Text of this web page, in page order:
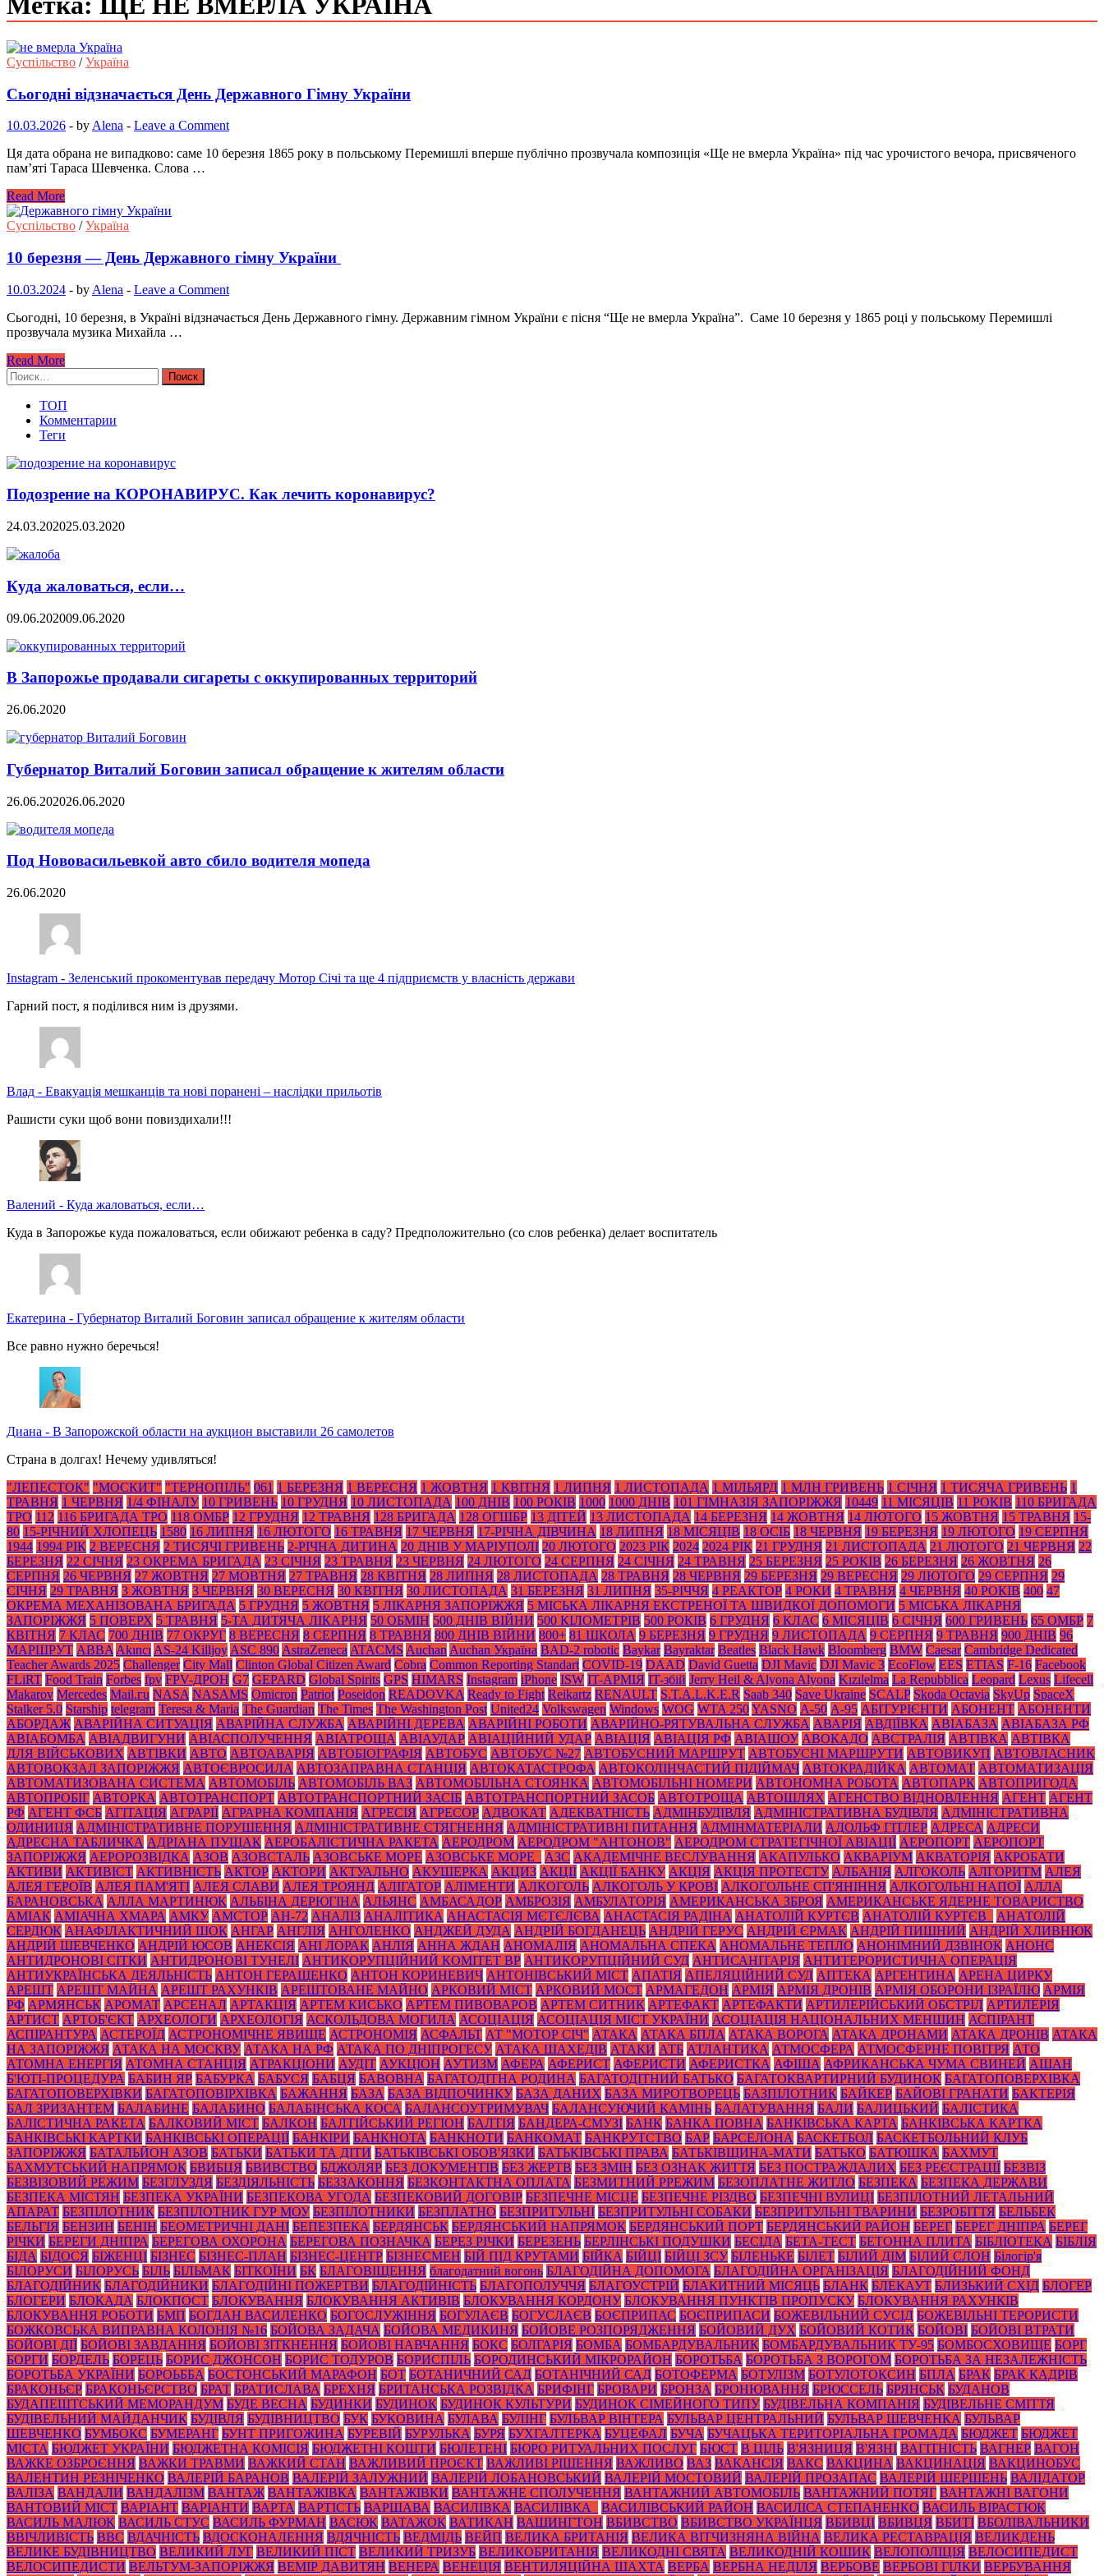
Суспільство /Україна
Сьогодні відзначається День Державного Гімну України
10.03.2026 - by Alena - Leave a Comment
Ця дата обрана не випадково: саме 10 березня 1865 року в польському Перемишлі вперше публічно прозвучала композиція «Ще не вмерла Україна» під час урочистого вечора, присвяченого
пам’яті Тараса Шевченка. Слова …
Read More
Суспільство /Україна
10 березня — День Державного гімну України
10.03.2024 - by Alena - Leave a Comment
Сьогодні, 10 березня, в Україні відзначається День Державного гімну. Державним гімном України є пісня “Ще не вмерла Україна”. Саме 10 березня у 1865 році у польському Перемишлі
прозвучала музика Михайла …
Read More
Найти:
ТОП
Комментарии
Теги
Подозрение на КОРОНАВИРУС. Как лечить коронавирус?
24.03.202025.03.2020
Куда жаловаться, если…
09.06.202009.06.2020
В Запорожье продавали сигареты с оккупированных территорий
26.06.2020
Губернатор Виталий Боговин записал обращение к жителям области
26.06.202026.06.2020
Под Нововасильевкой авто сбило водителя мопеда
26.06.2020
Instagram - Зеленський прокоментував передачу Мотор Січі та ще 4 підприємств у власність держави
Гарний пост, я поділився ним із друзями.
Влад - Евакуація мешканців та нові поранені – наслідки прильотів
Рашисти суки щоб вони повиздихали!!!
Валений - Куда жаловаться, если…
Куда в Запорожье куда пожаловаться, если обижают ребенка в саду? Предположительно (со слов ребенка) делает воспитатель
Екатерина - Губернатор Виталий Боговин записал обращение к жителям области
Все равно нужно беречься!
Диана - В Запорожской области на аукцион выставили 26 самолетов
Страна в долгах! Нечему удивляться!
"ЛЕПЕСТОК" "МОСКИТ" "ТЕРНОПІЛЬ" 061 1 БЕРЕЗНЯ 1 ВЕРЕСНЯ 1 ЖОВТНЯ 1 КВІТНЯ 1 ЛИПНЯ 1 ЛИСТОПАДА 1 МІЛЬЯРД 1 МЛН ГРИВЕНЬ 1 СІЧНЯ 1 ТИСЯЧА ГРИВЕНЬ 1
ТРАВНЯ 1 ЧЕРВНЯ 1/4 ФІНАЛУ 10 ГРИВЕНЬ 10 ГРУДНЯ 10 ЛИСТОПАДА 100 ДНІВ 100 РОКІВ 1000 1000 ДНІВ 101 ГІМНАЗІЯ ЗАПОРІЖЖЯ 10449 11 МІСЯЦІВ 11 РОКІВ 110 БРИГАДА
ТРО 112 116 БРИГАДА ТРО 118 ОМБР 12 ГРУДНЯ 12 ТРАВНЯ 128 БРИГАДА 128 ОГШБР 13 ДІТЕЙ 13 ЛИСТОПАДА 14 БЕРЕЗНЯ 14 ЖОВТНЯ 14 ЛЮТОГО 15 ЖОВТНЯ 15 ТРАВНЯ 15-
80 15-РІЧНИЙ ХЛОПЕЦЬ 1580 16 ЛИПНЯ 16 ЛЮТОГО 16 ТРАВНЯ 17 ЧЕРВНЯ 17-РІЧНА ДІВЧИНА 18 ЛИПНЯ 18 МІСЯЦІВ 18 ОСІБ 18 ЧЕРВНЯ 19 БЕРЕЗНЯ 19 ЛЮТОГО 19 СЕРПНЯ
1944 1994 РІК 2 ВЕРЕСНЯ 2 ТИСЯЧІ ГРИВЕНЬ 2-РІЧНА ДИТИНА 20 ДНІВ У МАРІУПОЛІ 20 ЛЮТОГО 2023 РІК 2024 2024 РІК 21 ГРУДНЯ 21 ЛИСТОПАДА 21 ЛЮТОГО 21 ЧЕРВНЯ 22
БЕРЕЗНЯ 22 СІЧНЯ 23 ОКРЕМА БРИГАДА 23 СІЧНЯ 23 ТРАВНЯ 23 ЧЕРВНЯ 24 ЛЮТОГО 24 СЕРПНЯ 24 СІЧНЯ 24 ТРАВНЯ 25 БЕРЕЗНЯ 25 РОКІВ 26 БЕРЕЗНЯ 26 ЖОВТНЯ 26
СЕРПНЯ 26 ЧЕРВНЯ 27 ЖОВТНЯ 27 МОВТНЯ 27 ТРАВНЯ 28 КВІТНЯ 28 ЛИПНЯ 28 ЛИСТОПАДА 28 ТРАВНЯ 28 ЧЕРВНЯ 29 БЕРЕЗНЯ 29 ВЕРЕСНЯ 29 ЛЮТОГО 29 СЕРПНЯ 29
СІЧНЯ 29 ТРАВНЯ 3 ЖОВТНЯ 3 ЧЕРВНЯ 30 ВЕРЕСНЯ 30 КВІТНЯ 30 ЛИСТОПАДА 31 БЕРЕЗНЯ 31 ЛИПНЯ 35-РІЧЧЯ 4 РЕАКТОР 4 РОКИ 4 ТРАВНЯ 4 ЧЕРВНЯ 40 РОКІВ 400 47
ОКРЕМА МЕХАНІЗОВАНА БРИГАДА 5 ГРУДНЯ 5 ЖОВТНЯ 5 ЛІКАРНЯ ЗАПОРІЖЖЯ 5 МІСЬКА ЛІКАРНЯ ЕКСТРЕНОЇ ТА ШВИДКОЇ ДОПОМОГИ 5 МІСЬКА ЛІКАРНЯ
ЗАПОРІЖЖЯ 5 ПОВЕРХ 5 ТРАВНЯ 5-ТА ДИТЯЧА ЛІКАРНЯ 50 ОБМІН 500 ДНІВ ВІЙНИ 500 КІЛОМЕТРІВ 500 РОКІВ 6 ГРУДНЯ 6 КЛАС 6 МІСЯЦІВ 6 СІЧНЯ 600 ГРИВЕНЬ 65 ОМБР 7
КВІТНЯ 7 КЛАС 700 ДНІВ 77 ОКРУГ 8 ВЕРЕСНЯ 8 СЕРПНЯ 8 ТРАВНЯ 800 ДНІВ ВІЙНИ 800+ 81 ШКОЛА 9 БЕРЕЗНЯ 9 ГРУДНЯ 9 ЛИСТОПАДА 9 СЕРПНЯ 9 ТРАВНЯ 900 ДНІВ 96
МАРШРУТ ABBA Akıncı AS-24 Killjoy ASC 890 AstraZeneca ATACMS Auchan Auchan Україна BAD-2 robotic Baykar Bayraktar Beatles Black Нawk Bloomberg BMW Caesar Cambridge Dedicated
Teacher Awards 2025 Challenger City Mall Clinton Global Citizen Award Cobra Common Reporting Standart COVID-19 DAAD David Guetta DJI Mavic DJI Mavic 3 EcoFlow EES ETIAS F-16 Facebook
FLiRT Food Train Forbes fpv FPV-ДРОН G7 GEPARD Global Spirits GPS HIMARS Instagram iPhone ISW IT-АРМІЯ IT-збій Jerry Heil & Alyona Alyona Kızılelma La Repubblica Leopard Lexus Lifecell
Makarov Mercedes Mаil.гu NASA NASAMS Omicron Patriot Poseidon READOVKA Ready to Fight Reikartz RENAULT S.T.A.L.K.E.R Saab 340 Save Ukraine SCALP Skoda Octavia SkyUp SpaceX
Stalker 5.0 Starship telegram Teresa & Maria The Guardian The Times The Washington Post United24 Volkswagen Windows WOG WTA 250YASNO А-50 А-95 АБІТУРІЄНТИ АБОНЕНТ АБОНЕНТИ
АБОРДАЖ АВАРІЙНА СИТУАЦІЯ АВАРІЙНА СЛУЖБА АВАРІЙНІ ДЕРЕВА АВАРІЙНІ РОБОТИ АВАРІЙНО-РЯТУВАЛЬНА СЛУЖБА АВАРІЯ АВДІЇВКА АВІАБАЗА АВІАБАЗА РФ
АВІАБОМБА АВІАДВИГУНИ АВІАСПОЛУЧЕННЯ АВІАТРОЩА АВІАУДАР АВІАЦІЙНИЙ УДАР АВІАЦІЯ АВІАЦІЯ РФ АВІАШОУ АВОКАДО АВСТРАЛІЯ АВТІВКА АВТІВКА
ДЛЯ ВІЙСЬКОВИХ АВТІВКИ АВТО АВТОАВАРІЯ АВТОБІОГРАФІЯ АВТОБУС АВТОБУС №27 АВТОБУСНИЙ МАРШРУТ АВТОБУСНІ МАРШРУТИ АВТОВИКУП АВТОВЛАСНИК
АВТОВОКЗАЛ ЗАПОРІЖЖЯ АВТОЄВРОСИЛА АВТОЗАПРАВНА СТАНЦІЯ АВТОКАТАСТРОФА АВТОКОЛІНЧАСТИЙ ПІДІЙМАЧ АВТОКРАДІЙКА АВТОМАТ АВТОМАТИЗАЦІЯ
АВТОМАТИЗОВАНА СИСТЕМА АВТОМОБІЛЬ АВТОМОБІЛЬ ВАЗ АВТОМОБІЛЬНА СТОЯНКА АВТОМОБІЛЬНІ НОМЕРИ АВТОНОМНА РОБОТА АВТОПАРК АВТОПРИГОДА
АВТОПРОБІГ АВТОРКА АВТОТРАНСПОРТ АВТОТРАНСПОРТНИЙ ЗАСІБ АВТОТРАНСПОРТНИЙ ЗАСОБ АВТОТРОЩА АВТОШЛЯХ АГЕНСТВО ВІДНОВЛЕННЯ АГЕНТ АГЕНТ
РФ АГЕНТ ФСБ АГІТАЦІЯ АГРАРІЇ АГРАРНА КОМПАНІЯ АГРЕСІЯ АГРЕСОР АДВОКАТ АДЕКВАТНІСТЬ АДМІНБУДІВЛЯ АДМІНІСТРАТИВНА БУДІВЛЯ АДМІНІСТРАТИВНА
ОДИНИЦЯ АДМІНІСТРАТИВНЕ ПОРУШЕННЯ АДМІНІСТРАТИВНЕ СТЯГНЕННЯ АДМІНІСТРАТИВНІ ПИТАННЯ АДМІНМАТЕРІАЛИ АДОЛЬФ ГІТЛЕР АДРЕСА АДРЕСИ
АДРЕСНА ТАБЛИЧКА АДРІАНА ПУЩАК АЕРОБАЛІСТИЧНА РАКЕТА АЕРОДРОМ АЕРОДРОМ "АНТОНОВ" АЕРОДРОМ СТРАТЕГІЧНОЇ АВІАЦІЇ АЕРОПОРТ АЕРОПОРТ
ЗАПОРІЖЖЯ АЕРОРОЗВІДКА АЗОВ АЗОВСТАЛЬ АЗОВСЬКЕ МОРЕ АЗОВСЬКЕ МОРЕ_ АЗС АКАДЕМІЧНЕ ВЕСЛУВАННЯ АКАПУЛЬКО АКВАРІУМ АКВАТОРІЯ АКРОБАТИ
АКТИВИ АКТИВІСТ АКТИВНІСТЬ АКТОР АКТОРИ АКТУАЛЬНО АКУШЕРКА АКЦИЗ АКЦІЇ АКЦІЇ БАНКУ АКЦІЯ АКЦІЯ ПРОТЕСТУ АЛБАНІЯ АЛГОКОЛЬ АЛГОРИТМ АЛЕЯ
АЛЕЯ ГЕРОЇВ АЛЕЯ ПАМ'ЯТІ АЛЕЯ СЛАВИ АЛЕЯ ТРОЯНД АЛІГАТОР АЛІМЕНТИ АЛКОГОЛЬ АЛКОГОЛЬ У КРОВІ АЛКОГОЛЬНЕ СП'ЯНІННЯ АЛКОГОЛЬНІ НАПОЇ АЛЛА
БАРАНОВСЬКА АЛЛА МАРТИНЮК АЛЬБІНА ДЕРЮГІНА АЛЬЯНС АМБАСАДОР АМБРОЗІЯ АМБУЛАТОРІЯ АМЕРИКАНСЬКА ЗБРОЯ АМЕРИКАНСЬКЕ ЯДЕРНЕ ТОВАРИСТВО
АМІАК АМІАЧНА ХМАРА АМКУ АМСТОР АН-72 АНАЛІЗ АНАЛІТИКА АНАСТАСІЯ МЄТЄЛЄВА АНАСТАСІЯ РАДІНА АНАТОЛІЙ КУРТЄВ АНАТОЛІЙ КУРТЄВ_
АНАТОЛІЙ
СЕРДЮК АНАФІЛАКТИЧНИЙ ШОК АНГАР АНГЛІЯ АНГОЛЕНКО АНДЖЕЙ ДУДА АНДРІЙ БОГДАНЕЦЬ АНДРІЙ ГЕРУС АНДРІЙ ЄРМАК АНДРІЙ ПИШНИЙ АНДРІЙ ХЛИВНЮК
АНДРІЙ ШЕВЧЕНКО АНДРІЙ ЮСОВ АНЕКСІЯ АНІ ЛОРАК АНЛІЯ АННА ЖДАН АНОМАЛІЯ АНОМАЛЬНА СПЕКА АНОМАЛЬНЕ ТЕПЛО АНОНІМНИЙ ДЗВІНОК АНОНС
АНТИДРОНОВІ СІТКИ АНТИДРОНОВІ ТУНЕЛІ АНТИКОРУПЦІЙНИЙ КОМІТЕТ ВР АНТИКОРУПЦІЙНИЙ СУД АНТИСАНІТАРІЯ АНТИТЕРОРИСТИЧНА ОПЕРАЦІЯ
АНТИУКРАЇНСЬКА ДЕЯЛЬНІСТЬ АНТОН ГЕРАЩЕНКО АНТОН КОРИНЕВИЧ АНТОНІВСЬКИЙ МІСТ АПАТІЯ АПЕЛЯЦІЙНИЙ СУД АПТЕКА АРГЕНТИНА АРЕНА ЦИРКУ
АРЕШТ АРЕШТ МАЙНА АРЕШТ РАХУНКІВ АРЕШТОВАНЕ МАЙНО АРКОВИЙ МІСТ АРКОВИЙ МОСТ АРМАГЕДОН АРМІЯ АРМІЯ ДРОНІВ АРМІЯ ОБОРОНИ ІЗРАЇЛЮ АРМІЯ
РФ АРМЯНСЬК АРОМАТ АРСЕНАЛ АРТАКЦІЯ АРТЕМ КИСЬКО АРТЕМ ПИВОВАРОВ АРТЕМ СИТНИК АРТЕФАКТ АРТЕФАКТИ АРТИЛЕРІЙСЬКИЙ ОБСТРІЛ АРТИЛЕРІЯ
АРТИСТ АРТОБ'ЄКТ АРХЕОЛОГИ АРХЕОЛОГІЯ АСКОЛЬДОВА МОГИЛА АСОЦІАЦІЯ АСОЦІАЦІЯ МІСТ УКРАЇНИ АСОЦІАЦІЯ НАЦІОНАЛЬНИХ МЕНШИН АСПІРАНТ
АСПІРАНТУРА АСТЕРОЇД АСТРОНОМІЧНЕ ЯВИЩЕ АСТРОНОМІЯ АСФАЛЬТ АТ "МОТОР СІЧ" АТАКА АТАКА БПЛА АТАКА ВОРОГА АТАКА ДРОНАМИ АТАКА ДРОНІВ АТАКА
НА ЗАПОРІЖЖЯ АТАКА НА МОСКВУ АТАКА НА РФ АТАКА ПО ДНІПРОГЕСУ АТАКА ШАХЕДІВ АТАКИ АТБ АТЛАНТИКА АТМОСФЕРА АТМОСФЕРНЕ ПОВІТРЯ АТО
АТОМНА ЕНЕРГІЯ АТОМНА СТАНЦІЯ АТРАКЦІОНИ АУДІТ АУКЦІОН АУТИЗМ АФЕРА АФЕРИСТ АФЕРИСТИ АФЕРИСТКА АФІША АФРИКАНСЬКА ЧУМА СВИНЕЙ АШАН
Б'ЮТІ-ПРОЦЕДУРА БАБИН ЯР БАБУРКА БАБУСЯ БАБЦЯ БАВОВНА БАГАТОДІТНА РОДИНА БАГАТОДІТНИЙ БАТЬКО БАГАТОКВАРТИРНИЙ БУДИНОК БАГАТОПОВЕРХІВКА
БАГАТОПОВЕРХІВКИ БАГАТОПОВІРХІВКА БАЖАННЯ БАЗА БАЗА ВІДПОЧИНКУ БАЗА ДАНИХ БАЗА МИРОТВОРЕЦЬ БАЗПІЛОТНИК БАЙКЕР БАЙОВІ ГРАНАТИ БАКТЕРІЯ
БАЛ ЗРИЗАНТЕМ БАЛАБИНЕ БАЛАБИНО БАЛАБІНСЬКА КОСА БАЛАНСОУТРИМУВАЧ БАЛАНСУЮЧИЙ КАМІНЬ БАЛАТУВАННЯ БАЛИ БАЛИЦЬКИЙ БАЛІСТИКА
БАЛІСТИЧНА РАКЕТА БАЛКОВИЙ МІСТ БАЛКОН БАЛТІЙСЬКИЙ РЕГІОН БАЛТІЯ БАНДЕРА-СМУЗІ БАНК БАНКА ПОВНА БАНКІВСЬКА КАРТА БАНКІВСЬКА КАРТКА
БАНКІВСЬКІ КАРТКИ БАНКІВСЬКІ ОПЕРАЦІЇ БАНКІРИ БАНКНОТА БАНКНОТИ БАНКОМАТ БАНКРУТСТВО БАР БАРСЕЛОНА БАСКЕТБОЛ БАСКЕТБОЛЬНИЙ КЛУБ
ЗАПОРІЖЖЯ БАТАЛЬЙОН АЗОВ БАТЬКИ БАТЬКИ ТА ДІТИ БАТЬКІВСЬКІ ОБОВ'ЯЗКИ БАТЬКІВСЬКІ ПРАВА БАТЬКІВЩИНА-МАТИ БАТЬКО БАТЮШКА БАХМУТ
БАХМУТСЬКИЙ НАПРЯМОК БВИБЦЯ БВИВСТВО БДЖОЛЯР БЕЗ ДОКУМЕНТІВ БЕЗ ЖЕРТВ БЕЗ ЗМІН БЕЗ ОЗНАК ЖИТТЯ БЕЗ ПОСТРАЖДАЛИХ БЕЗ РЕЄСТРАЦІЇ БЕЗВІЗ
БЕЗВІЗОВИЙ РЕЖИМ БЕЗГЛУЗДЯ БЕЗДІЯЛЬНІСТЬ БЕЗЗАКОННЯ БЕЗКОНТАКТНА ОПЛАТА БЕЗМИТНИЙ РРЕЖИМ БЕЗОПЛАТНЕ ЖИТЛО БЕЗПЕКА БЕЗПЕКА ДЕРЖАВИ
БЕЗПЕКА МІСТЯН БЕЗПЕКА УКРАЇНИ БЕЗПЕКОВА УГОДА БЕЗПЕКОВИЙ ДОГОВІР БЕЗПЕЧНЕ МІСЦЕ БЕЗПЕЧНЕ РІЗДВО БЕЗПЕЧНІ ВУЛИЦІ БЕЗПІЛОТНИЙ ЛЕТАЛЬНИЙ
АПАРАТ БЕЗПІЛОТНИК БЕЗПІЛОТНИК ГУР МОУ БЕЗПІЛОТНИКИ БЕЗПЛАТНО БЕЗПРИТУЛЬНІ БЕЗПРИТУЛЬНІ СОБАКИ БЕЗПРИТУЛЬНІ ТВАРИНИ БЕЗРОБІТТЯ БЕЛЬБЕК
БЕЛЬГІЯ БЕНЗИН БЕНІН БЕОМЕТРИЧНІ ДАНІ БЕПЕЗПЕКА БЕРДЯНСЬК БЕРДЯНСЬКИЙ НАПРЯМОК БЕРДЯНСЬКИЙ ПОРТ БЕРДЯНСЬКИЙ РАЙОН БЕРЕГ БЕРЕГ ДНІПРА БЕРЕГ
РІЧКИ БЕРЕГИ ДНІПРА БЕРЕГОВА ОХОРОНА БЕРЕГОВА ПОЗНАЧКА БЕРЕЗ РІЧКИ БЕРЕЗЕНЬ БЕРЛІНСЬКІ ПОДУШКИ БЕСІДА БЕТА-ТЕСТ БЕТОННА ПЛИТА БІБЛІОТЕКА БІБЛІЯ
БІДА БІДОСЯ БІЖЕНЦІ БІЗНЕС БІЗНЕС-ПЛАН БІЗНЕС-ЦЕНТР БІЗНЕСМЕН БІЙ ПІД КРУТАМИ БІЙКА БІЙЦІ БІЙЦІ ЗСУ БІЛЕНЬКЕ БІЛЕТ БІЛИЙ ДІМ БІЛИЙ СЛОН Білогір'я
БІЛОРУСИ БІЛОРУСЬ БІЛЬ БІЛЬМАК БІТКОЇНИ БК БЛАГОВІЩЕННЯ благодатний вогонь БЛАГОДІЙНА ДОПОМОГА БЛАГОДІЙНА ОРГАНІЗАЦІЯ БЛАГОДІЙНИЙ ФОНД
БЛАГОДІЙНИК БЛАГОДІЙНИКИ БЛАГОДІЙНІ ПОЖЕРТВИ БЛАГОДІЙНІСТЬ БЛАГОПОЛУЧЧЯ БЛАГОУСТРІЙ БЛАКИТНИЙ МІСЯЦЬ БЛАНК БЛЕКАУТ БЛИЗЬКИЙ СХІД БЛОГЕР
БЛОГЕРИ БЛОКАДА БЛОКПОСТ БЛОКУВАННЯ БЛОКУВАННЯ АКТИВІВ БЛОКУВАННЯ КОРДОНУ БЛОКУВАННЯ ПУНКТІВ ПРОПУСКУ БЛОКУВАННЯ РАХУНКІВ
БЛОКУВАННЯ РОБОТИ БМП БОГДАН ВАСИЛЕНКО БОГОСЛУЖІННЯ БОГУЛАЄВ БОГУСЛАЄВ БОЄПРИПАС БОЄПРИПАСИ БОЖЕВІЛЬНИЙ СУСІД БОЖЕВІЛЬНІ ТЕРОРИСТИ
БОЖКОВСЬКА ВИПРАВНА КОЛОНІЯ №16 БОЙОВА ЗАДАЧА БОЙОВА МЕДИКИНЯ БОЙОВЕ РОЗПОРЯДЖЕННЯ БОЙОВИЙ ДУХ БОЙОВИЙ КОТИК БОЙОВІ БОЙОВІ ВТРАТИ
БОЙОВІ ДІЇ БОЙОВІ ЗАВДАННЯ БОЙОВІ ЗІТКНЕННЯ БОЙОВІ НАВЧАННЯ БОКС БОЛГАРІЯ БОМБА БОМБАРДУВАЛЬНИК БОМБАРДУВАЛЬНИК ТУ-95 БОМБОСХОВИЩЕ БОРГ
БОРГИ БОРДЕЛЬ БОРЕЦЬ БОРИС ДЖОНСОН БОРИС ТОДУРОВ БОРИСПІЛЬ БОРОДИНСЬКИЙ МІКРОРАЙОН БОРОТЬБА БОРОТЬБА З ВОРОГОМ БОРОТЬБА ЗА НЕЗАЛЕЖНІСТЬ
БОРОТЬБА УКРАЇНИ БОРОЬББА БОСТОНСЬКИЙ МАРАФОН БОТ БОТАНИЧНИЙ САД БОТАНІЧНИЙ САД БОТОФЕРМА БОТУЛІЗМ БОТУЛОТОКСИН БПЛА БРАК БРАК КАДРІВ
БРАКОНЬЄР БРАКОНЬЄРСТВО БРАТ БРАТИСЛАВА БРЕХНЯ БРИТАНСЬКА РОЗВІДКА БРИФІНГ БРОВАРИ БРОНЗА БРОНЮВАННЯ БРЮССЕЛЬ БРЯНСЬК БУДАНОВ
БУДАПЕШТСЬКИЙ МЕМОРАНДУМ БУДЕ ВЕСНА БУДИНКИ БУДИНОК БУДИНОК КУЛЬТУРИ БУДИНОК СІМЕЙНОГО ТИПУ БУДІВЕЛЬНА КОМПАНІЯ БУДІВЕЛЬНЕ СМІТТЯ
БУДІВЕЛЬНИЙ МАЙДАНЧИК БУДІВЛЯ БУДІВНИЦТВО БУК БУКОВИНА БУЛАВА БУЛІНГ БУЛЬВАР ВІНТЕРА БУЛЬВАР ЦЕНТРАЛЬНИЙ БУЛЬВАР ШЕВЧЕНКА БУЛЬВАР
ШЕВЧЕНКО БУМБОКС БУМЕРАНГ БУНТ ПРИГОЖИНА БУРЕВІЙ БУРУЛЬКА БУРЯ БУХГАЛТЕРКА БУЦЕФАЛ БУЧА БУЧАЦЬКА ТЕРИТОРІАЛЬНА ГРОМАДА БЮДЖЕТ БЮДЖЕТ
МІСТА БЮДЖЕТ УКРАЇНИ БЮДЖЕТНА КОМІСІЯ БЮДЖЕТНІ КОШТИ БЮЛЕТЕНІ БЮРО РИТУАЛЬНИХ ПОСЛУГ БЮСТ В ЦІЛЬ В'ЯЗНИЦЯ В'ЯЗНІ ВАГІТНІСТЬ ВАГНЕР ВАГОН
ВАЖКЕ ОЗБРОЄННЯ ВАЖКИ ТРАВМИ ВАЖКИЙ СТАН ВАЖЛИВИЙ ПРОЄКТ ВАЖЛИВІ РІШЕННЯ ВАЖЛИВО ВАЗ ВАКАНСІЯ ВАКС ВАКЦИНА ВАКЦИНАЦІЯ ВАКЦИНОБУС
ВАЛЕНТИН РЕЗНІЧЕНКО ВАЛЕРІЙ БАРАНОВ ВАЛЕРІЙ ЗАЛУЖНИЙ ВАЛЕРІЙ ЛОБАНОВСЬКИЙ ВАЛЕРІЙ МОСТОВИЙ ВАЛЕРІЙ ПРОЗАПАС ВАЛЕРІЙ ШЕРШЕНЬ ВАЛІДАТОР
ВАЛІЗА ВАНДАЛИ ВАНДАЛІЗМ ВАНТАЖ ВАНТАЖІВКА ВАНТАЖІВКИ ВАНТАЖНЕ СПОЛУЧЕННЯ ВАНТАЖНИЙ АВТОМОБІЛЬ ВАНТАЖНИЙ ПОТЯГ ВАНТАЖНІ ВАГОНИ
ВАНТОВИЙ МІСТ ВАРІАНТ ВАРІАНТИ ВАРТА ВАРТІСТЬ ВАРШАВА ВАСИЛІВКА ВАСИЛІВКА_ ВАСИЛІВСЬКИЙ РАЙОН ВАСИЛІСА СТЕПАНЕНКО ВАСИЛЬ ВІРАСТЮК
ВАСИЛЬ МАЛЮК ВАСИЛЬ СТУС ВАСИЛЬ ФУРМАН ВАСЮК ВАТАЖОК ВАТИКАН ВАШИНГТОН ВБИВСТВО ВБИВСТВО УКРАЇНЦЯ ВБИВЦІ ВБИВЦЯ ВБИТІ ВБОЛІВАЛЬНИКИ
ВВІЧЛИВІСТЬ ВВС ВДАЧНІСТЬ ВДОСКОНАЛЕННЯ ВДЯЧНІСТЬ ВЕДМІДЬ ВЕЙП ВЕЛИКА БРИТАНІЯ ВЕЛИКА ВІТЧИЗНЯНА ВІЙНА ВЕЛИКА РЕСТАВРАЦІЯ ВЕЛИКДЕНЬ
ВЕЛИКЕ БУДІВНИЦТВО ВЕЛИКИЙ ЛУГ ВЕЛИКИЙ ПІСТ ВЕЛИКИЙ ТРИЗУБ ВЕЛИКОБРИТАНІЯ ВЕЛИКОДНІ СВЯТА ВЕЛИКОДНІЙ КОШИК ВЕЛОПОЛІЦІЯ ВЕЛОСИПЕДИСТ
ВЕЛОСИПЕДИСТИ ВЕЛЬТУМ-ЗАПОРІЖЖЯ ВЕМІР ДАВИТЯН ВЕНЕРА ВЕНЕЦІЯ ВЕНТИЛЯЦІЙНА ШАХТА ВЕРБА ВЕРБНА НЕДІЛЯ ВЕРБОВЕ ВЕРБОВІ ГІЛКИ ВЕРБУВАННЯ